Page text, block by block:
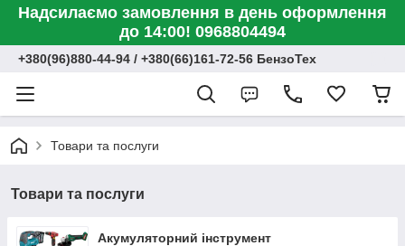
Надсилаємо замовлення в день оформлення
до 14:00! 0968804494
+380(96)880-44-94 / +380(66)161-72-56 БензоТех
Товари та послуги
Товари та послуги
Акумуляторний інструмент